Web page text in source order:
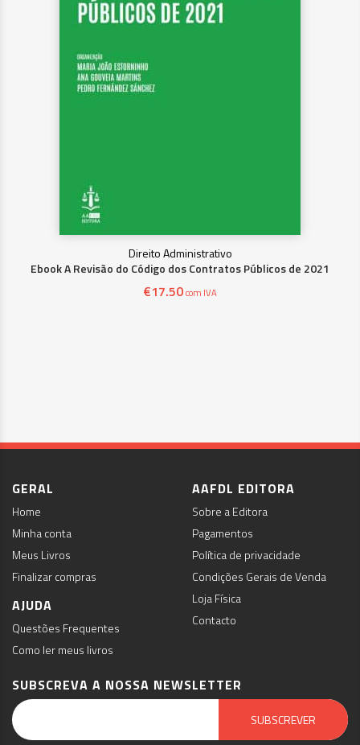
Direito Administrativo
Ebook A Revisão do Código dos Contratos Públicos de 2021
€17.50com IVA
GERAL
Home
Minha conta
Meus Livros
Finalizar compras
AJUDA
Questões Frequentes
Como ler meus livros
AAFDL EDITORA
Sobre a Editora
Pagamentos
Política de privacidade
Condições Gerais de Venda
Loja Física
Contacto
SUBSCREVA A NOSSA NEWSLETTER
SUBSCREVER
Email Marketing by E-goi